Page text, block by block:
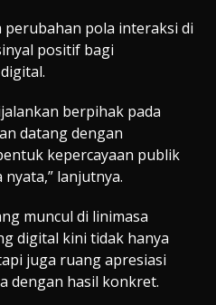
perubahan pola interaksi di
positif bagi
berpihak pada
datang dengan
kepercayaan publik
lanjutnya.
muncul di linimasa
digital kini tidak hanya
juga ruang apresiasi
dengan hasil konkret.